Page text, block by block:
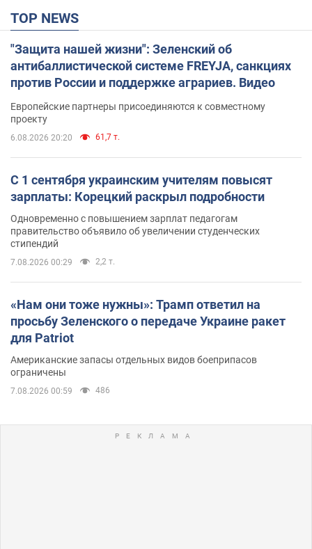
TOP NEWS
"Защита нашей жизни": Зеленский об
антибаллистической системе FREYJA, санкциях
против России и поддержке аграриев. Видео
Европейские партнеры присоединяются к совместному
проекту
6.08.2026 20:20 61,7 т.
С 1 сентября украинским учителям повысят
зарплаты: Корецкий раскрыл подробности
Одновременно с повышением зарплат педагогам
правительство объявило об увеличении студенческих
стипендий
7.08.2026 00:29 2,2 т.
«Нам они тоже нужны»: Трамп ответил на
просьбу Зеленского о передаче Украине ракет
для Patriot
Американские запасы отдельных видов боеприпасов
ограничены
7.08.2026 00:59 486